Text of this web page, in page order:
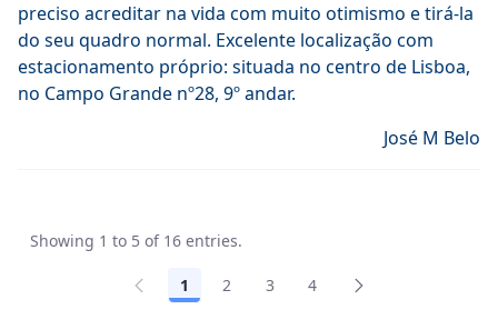
preciso acreditar na vida com muito otimismo e tirá-la
do seu quadro normal. Excelente localização com
estacionamento próprio: situada no centro de Lisboa,
no Campo Grande nº28, 9º andar.
José M Belo
Showing 1 to 5 of 16 entries.
1 2 3 4